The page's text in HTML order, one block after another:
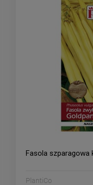
Fasola szparagowa
PlantiCo